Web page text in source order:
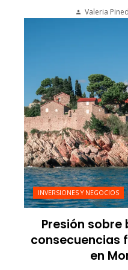
Valeria
INVERSIONES Y NEGOCIOS
Presión sobre
consecuencias
en